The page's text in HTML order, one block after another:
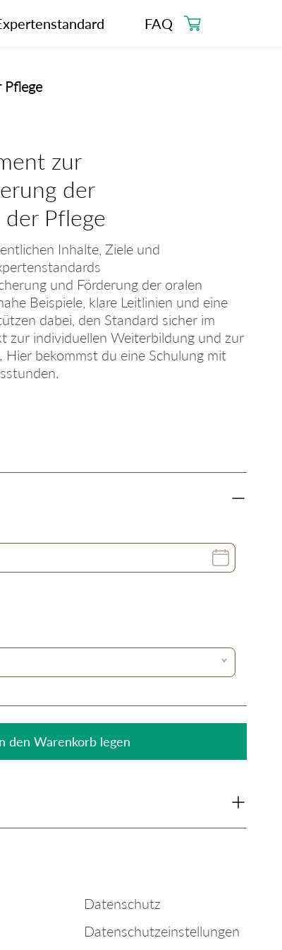
FAQ
Pflege
zur
der
Pflege
Inhalte, Ziele und
und Förderung der oralen
Beispiele, klare Leitlinien und eine
dabei, den Standard sicher im
zur individuellen Weiterbildung und zur
bekommst du eine Schulung mit
den Warenkorb legen
Datenschutz
Datenschutzeinstellungen